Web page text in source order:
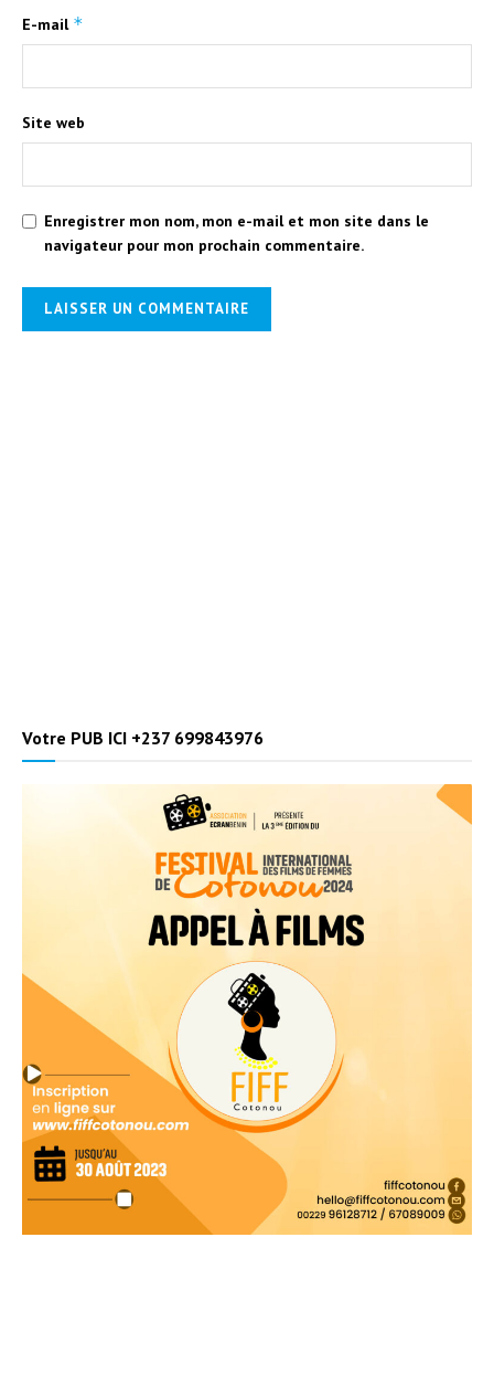
E-mail *
Site web
Enregistrer mon nom, mon e-mail et mon site dans le
navigateur pour mon prochain commentaire.
Votre PUB ICI +237 699843976